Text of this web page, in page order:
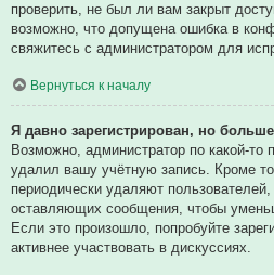
проверить, не был ли вам закрыт
возможно, что допущена ошибка в
свяжитесь с администратором для
Вернуться к началу
Я давно зарегистрирован, но
Возможно, администратор по какой-то
удалил вашу учётную запись. Кроме
периодически удаляют
оставляющих сообщения, чтобы
Если это произошло, попробуйте
активнее участвовать в дискуссиях.